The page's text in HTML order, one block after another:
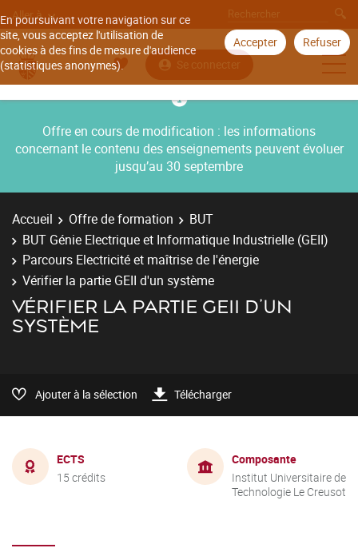
En poursuivant votre navigation sur ce
site, vous acceptez l'utilisation de
cookies à des fins de mesure d'audience
(statistiques anonymes).
Accepter Refuser
Aller à
Se connecter
Offre en cours de modification : les informations
concernant le contenu des enseignements peuvent évoluer
jusqu’au 30 septembre
Accueil Offre de formation
BUT
BUT Génie Electrique et Informatique Industrielle (GEII)
Parcours Electricité et maîtrise de l'énergie
Vérifier la partie GEII d'un système
VÉRIFIER LA PARTIE GEII D'UN
SYSTÈME
Ajouter à la sélection Télécharger
ECTS
15 crédits
Composante
Institut Universitaire de
Technologie Le Creusot